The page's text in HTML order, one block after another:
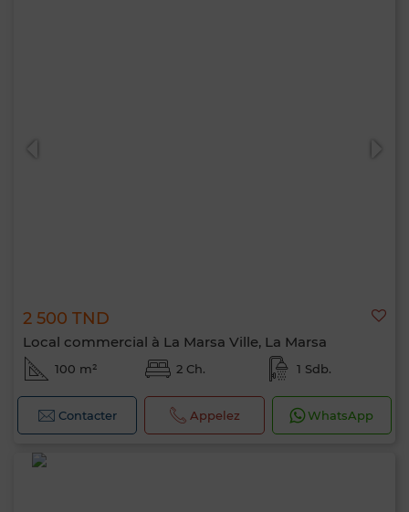
2 500 TND
Local commercial à La Marsa Ville, La Marsa
100 m² 2 Ch. 1 Sdb.
Contacter Appelez WhatsApp